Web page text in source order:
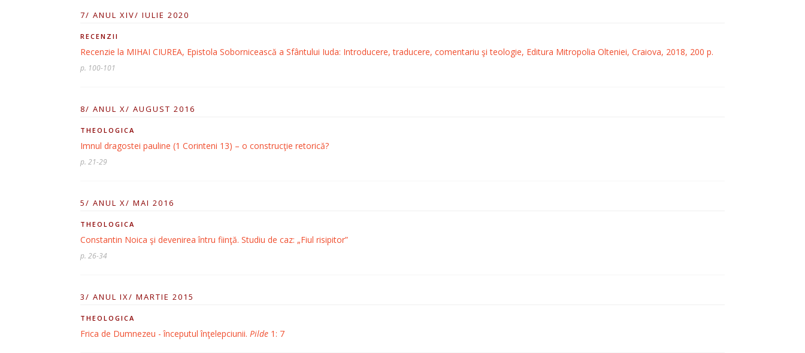
7/ ANUL XIV/ IULIE 2020
RECENZII
Recenzie la MIHAI CIUREA, Epistola Sobornicească a Sfântului Iuda: Introducere, traducere, comentariu şi teologie, Editura Mitropolia Olteniei, Craiova, 2018, 200 p.
p. 100-101
8/ ANUL X/ AUGUST 2016
THEOLOGICA
Imnul dragostei pauline (1 Corinteni 13) – o construcţie retorică?
p. 21-29
5/ ANUL X/ MAI 2016
THEOLOGICA
Constantin Noica şi devenirea întru fiinţă. Studiu de caz: „Fiul risipitor”
p. 26-34
3/ ANUL IX/ MARTIE 2015
THEOLOGICA
Frica de Dumnezeu - începutul înţelepciunii.Pilde 1: 7